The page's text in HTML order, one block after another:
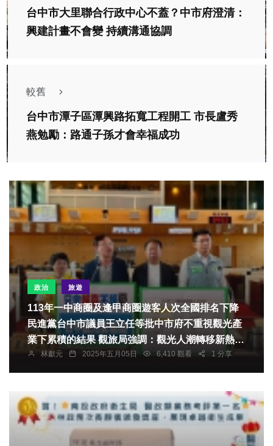
台中市大里聯合行政中心不蓋？中市府澄清：
興建計畫不會變 持續溝通協調
較舊
台中市潭子區潭興路拓寬工程開工 市長盧秀
燕勉勵：路通子孫才會幸福成功
政治 旅遊
113年一中商圈及逢甲商圈遊客人次全國排名下降
民進黨台中市議員王立任等批中市府不重視觀光產
業下累積的結果 觀旅局強調：觀光人潮轉移新熱區
台中旅宿成長、商圈活絡
林獻元 2025年五月05日 6,410 觀看 1 分享